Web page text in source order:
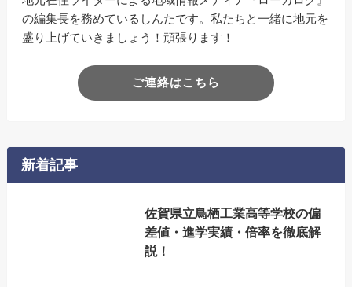
の編集長を務めているしんたです。私たちと一緒に地元を
盛り上げていきましょう！頑張ります！
ご連絡はこちら
新着記事
佐賀県立鳥栖工業高等学校の偏
差値・進学実績・倍率を徹底解
説！